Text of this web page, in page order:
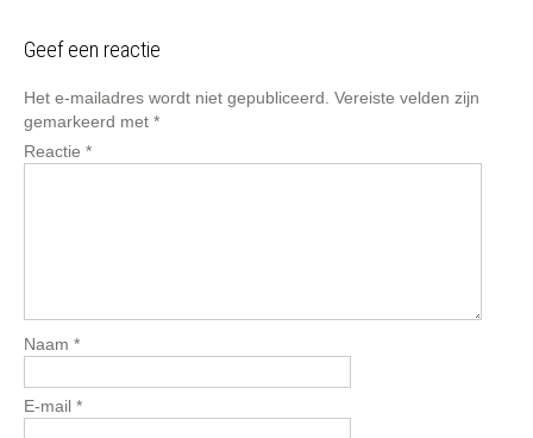
Geef een reactie
Het e-mailadres wordt niet gepubliceerd. Vereiste velden zijn
gemarkeerd met *
Reactie *
Naam *
E-mail *